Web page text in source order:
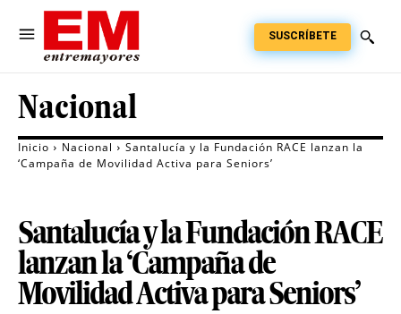
SUSCRÍBETE
Nacional
Inicio Nacional
Santalucía y la Fundación RACE lanzan la
‘Campaña de Movilidad Activa para Seniors’
Santalucía y la Fundación RACE
lanzan la ‘Campaña de
Movilidad Activa para Seniors’